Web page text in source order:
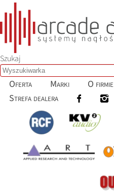
Szukaj
Oferta Marki O firmie
Strefa dealera